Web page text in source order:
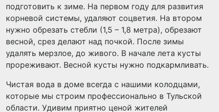
подготовить к зиме. На первом году для развития
корневой системы, удаляют соцветия. На втором
нужно обрезать стебли (1,5 – 1,8 метра), обрезают
весной, срез делают над почкой. После зимы
удалять мерзлое, до живого. В начале лета кусты
прореживают. Весной кусты нужно подкармливать.
Чистая вода в доме всегда с нашими колодцами,
которые мы строим профессионально в Тульской
области. Удивим приятно ценой жителей